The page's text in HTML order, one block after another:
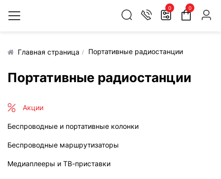
0 0
Главная страница Портативные радиостанции
Портативные радиостанции
Акции
Беспроводные и портативные колонки
Беспроводные маршрутизаторы
Медиаплееры и ТВ-приставки